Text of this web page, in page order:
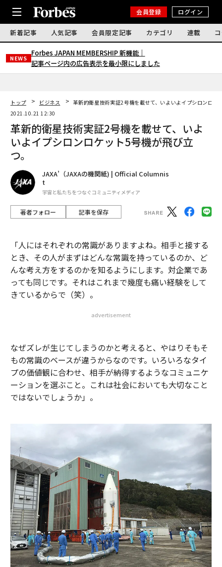
会員登録 ログイン
新着記事 人気記事 会員限定記事 カテゴリ 連載
NEWS
Forbes JAPAN MEMBERSHIP 新機能｜
記事ページ内の広告表示を最小限にしました
トップ ビジネス
革新的衛星技術実証2号機を載せて、いよいよイプシロンロケ
2021.10.21 12:30
革新的衛星技術実証2号機を載せて、いよ
いよイプシロンロケット5号機が飛び立
つ。
JAXA’（JAXAの機関紙) | Official Columnis
t
宇宙と私たちをつなぐコミュニティメディア
著者フォロー 記事を保存
「人にはそれぞれの常識がありますよね。相手と接する
とき、その人がまずはどんな常識を持っているのか、ど
んな考え方をするのかを知るようにします。対企業であ
っても同じです。それはこれまで幾度も痛い経験をして
きているからで（笑）。
advertisement
なぜズレが生じてしまうのかと考えると、やはりそもそ
もの常識のベースが違うからなのです。いろいろなタイ
プの価値観に合わせ、相手が納得するようなコミュニケ
ーションを選ぶこと。これは社会においても大切なこと
ではないでしょうか」。